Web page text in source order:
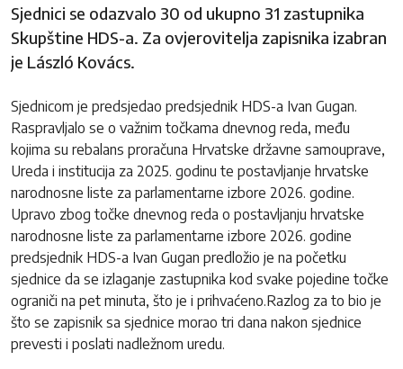
Sjednici se odazvalo 30 od ukupno 31 zastupnika
Skupštine HDS-a. Za ovjerovitelja zapisnika izabran
je László Kovács.
Sjednicom je predsjedao predsjednik HDS-a Ivan Gugan.
Raspravljalo se o važnim točkama dnevnog reda, među
kojima su rebalans proračuna Hrvatske državne samouprave,
Ureda i institucija za 2025. godinu te postavljanje hrvatske
narodnosne liste za parlamentarne izbore 2026. godine.
Upravo zbog točke dnevnog reda o postavljanju hrvatske
narodnosne liste za parlamentarne izbore 2026. godine
predsjednik HDS-a Ivan Gugan predložio je na početku
sjednice da se izlaganje zastupnika kod svake pojedine točke
ograniči na pet minuta, što je i prihvaćeno.Razlog za to bio je
što se zapisnik sa sjednice morao tri dana nakon sjednice
prevesti i poslati nadležnom uredu.